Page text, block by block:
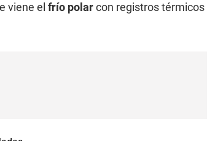
viene el frío polarcon registros térmicos